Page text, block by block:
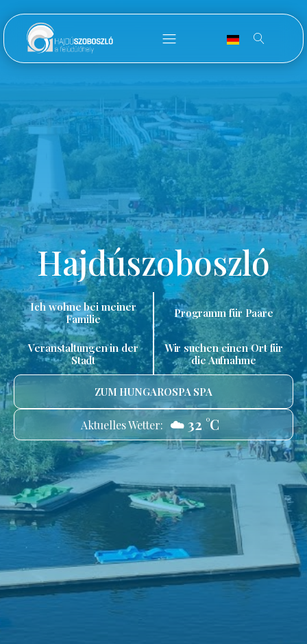
Hajdúszoboszló
Ich wohne bei meiner
Familie
Programm für Paare
Veranstaltungen in der
Stadt
Wir suchen einen Ort für
die Aufnahme
ZUM HUNGAROSPA SPA
Aktuelles Wetter: ☁️ 32 °C